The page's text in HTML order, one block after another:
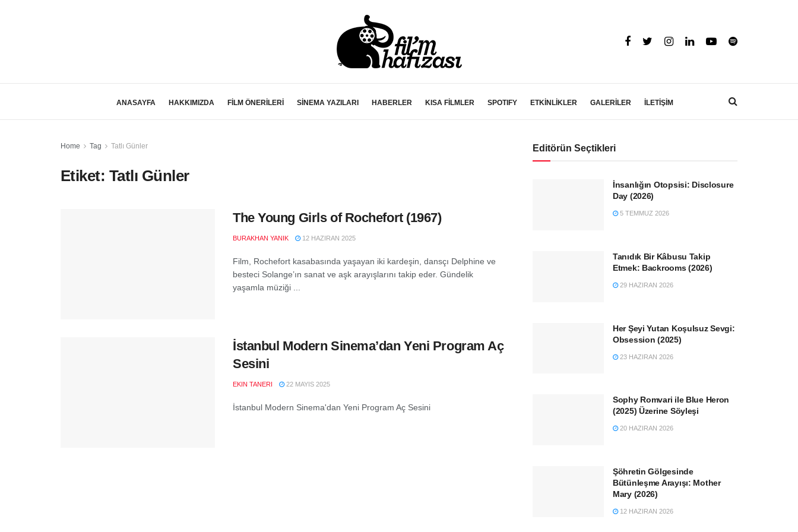
ANASAYFA HAKKIMIZDA FİLM ÖNERİLERİ SİNEMA YAZILARI HABERLER KISA FİLMLER SPOTIFY ETKİNLİKLER GALERİLER İLETİŞİM
Home Tag Tatlı Günler
Etiket: Tatlı Günler
The Young Girls of Rochefort (1967)
BURAKHAN YANIK 12 HAZIRAN 2025
Film, Rochefort kasabasında yaşayan iki kardeşin, dansçı Delphine ve
besteci Solange’ın sanat ve aşk arayışlarını takip eder. Gündelik
yaşamla müziği ...
İstanbul Modern Sinema’dan Yeni Program Aç
Sesini
EKIN TANERI 22 MAYIS 2025
İstanbul Modern Sinema'dan Yeni Program Aç Sesini
Editörün Seçtikleri
İnsanlığın Otopsisi: Disclosure
Day (2026)
5 TEMMUZ 2026
Tanıdık Bir Kâbusu Takip
Etmek: Backrooms (2026)
29 HAZIRAN 2026
Her Şeyi Yutan Koşulsuz Sevgi:
Obsession (2025)
23 HAZIRAN 2026
Sophy Romvari ile Blue Heron
(2025) Üzerine Söyleşi
20 HAZIRAN 2026
Şöhretin Gölgesinde
Bütünleşme Arayışı: Mother
Mary (2026)
12 HAZIRAN 2026